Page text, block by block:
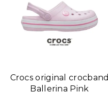
Crocs original crocband
Ballerina Pink